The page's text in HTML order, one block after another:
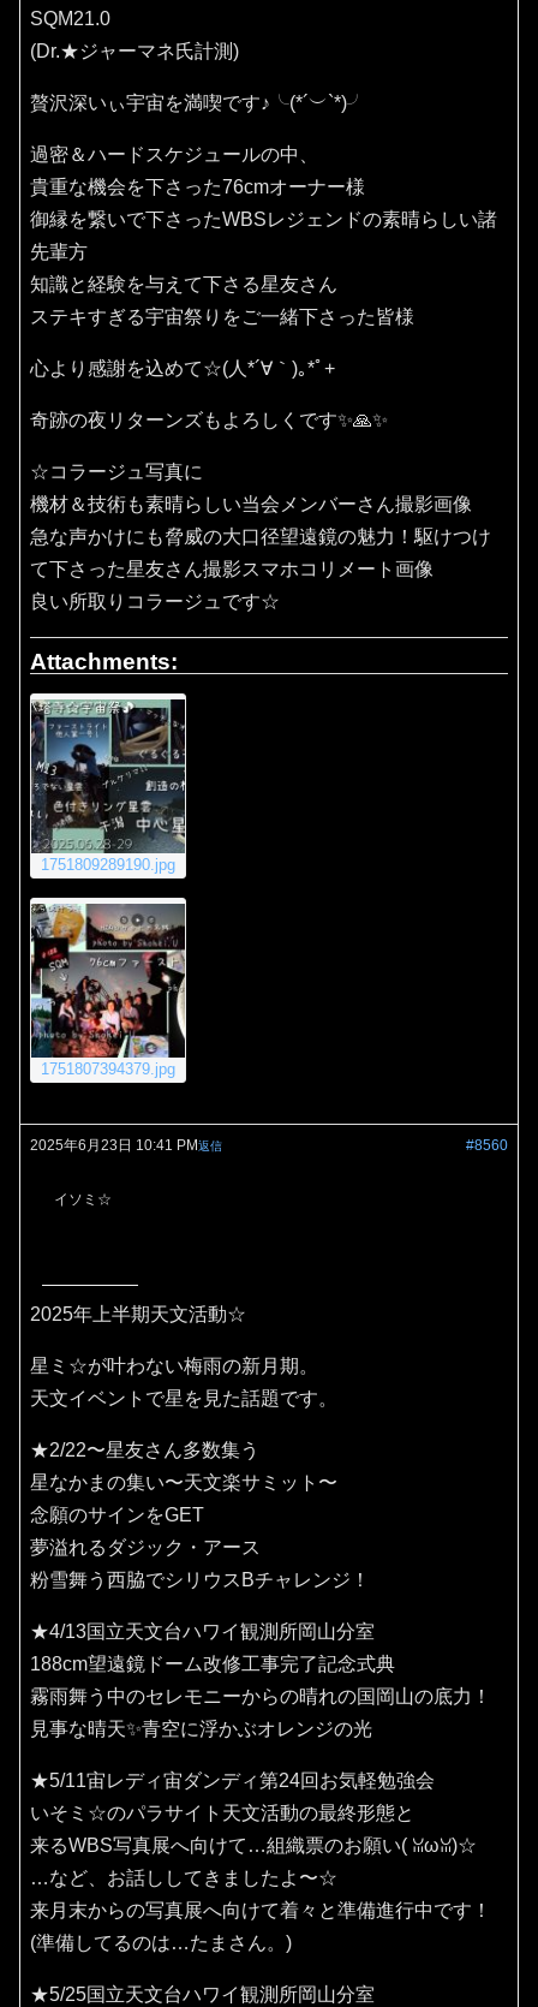
SQM21.0
(Dr.★ジャーマネ氏計測)
贅沢深いぃ宇宙を満喫です♪⁠╰⁠(⁠*⁠´⁠︶⁠`⁠*⁠)⁠╯
過密＆ハードスケジュールの中、
貴重な機会を下さった76cmオーナー様
御縁を繋いで下さったWBSレジェンドの素晴らしい諸
先輩方
知識と経験を与えて下さる星友さん
ステキすぎる宇宙祭りをご一緒下さった皆様
心より感謝を込めて☆(⁠人⁠*⁠´⁠∀⁠｀⁠)⁠｡⁠*ﾟ⁠+
奇跡の夜リターンズもよろしくです✨🙏✨️
☆コラージュ写真に
機材＆技術も素晴らしい当会メンバーさん撮影画像
急な声かけにも脅威の大口径望遠鏡の魅力！駆けつけ
て下さった星友さん撮影スマホコリメート画像
良い所取りコラージュです☆
Attachments:
1751809289190.jpg
1751807394379.jpg
2025年6月23日 10:41 PM #8560
返信
イソミ☆
2025年上半期天文活動☆
星ミ☆が叶わない梅雨の新月期。
天文イベントで星を見た話題です。
★2/22〜星友さん多数集う
星なかまの集い〜天文楽サミット〜
念願のサインをGET
夢溢れるダジック・アース
粉雪舞う西脇でシリウスBチャレンジ！
★4/13国立天文台ハワイ観測所岡山分室
188cm望遠鏡ドーム改修工事完了記念式典
霧雨舞う中のセレモニーからの晴れの国岡山の底力！
見事な晴天✨️青空に浮かぶオレンジの光
★5/11宙レディ宙ダンディ第24回お気軽勉強会
いそミ☆のパラサイト天文活動の最終形態と
来るWBS写真展へ向けて…組織票のお願い(⁠ ⁠ꈍ⁠ω⁠ꈍ⁠)☆
…など、お話ししてきましたよ〜☆
来月末からの写真展へ向けて着々と準備進行中です！
(準備してるのは…たまさん。)
★5/25国立天文台ハワイ観測所岡山分室